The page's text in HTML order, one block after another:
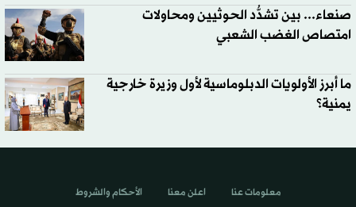
صنعاء... بين تشدُّد الحوثيين ومحاولات
امتصاص الغضب الشعبي
ما أبرز الأولويات الدبلوماسية لأول وزيرة خارجية
يمنية؟
معلومات عنا اعلن معنا الأحكام والشروط